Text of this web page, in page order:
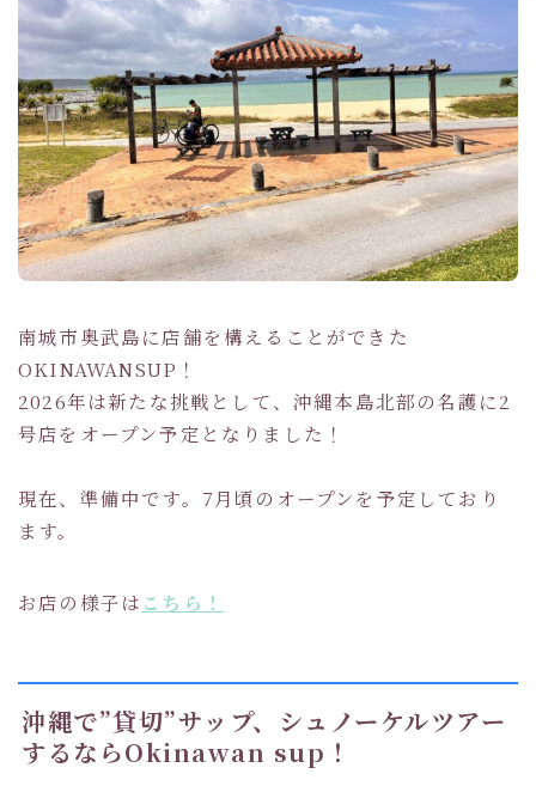
南城市奥武島に店舗を構えることができた
OKINAWANSUP！
2026年は新たな挑戦として、沖縄本島北部の名護に2
号店をオープン予定となりました！
現在、準備中です。7月頃のオープンを予定しており
ます。
お店の様子は こちら！
沖縄で”貸切”サップ、シュノーケルツアー
するならOkinawan sup！